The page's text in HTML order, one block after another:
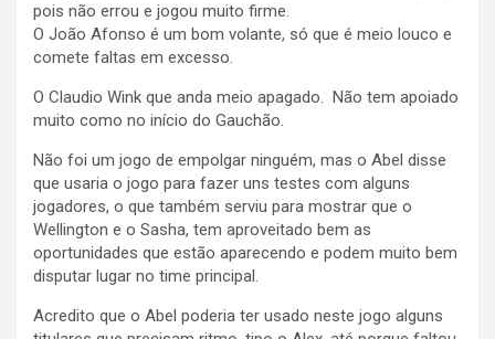
pois não errou e jogou muito firme.
O João Afonso é um bom volante, só que é meio louco e
comete faltas em excesso.
O Claudio Wink que anda meio apagado. Não tem apoiado
muito como no início do Gauchão.
Não foi um jogo de empolgar ninguém, mas o Abel disse
que usaria o jogo para fazer uns testes com alguns
jogadores, o que também serviu para mostrar que o
Wellington e o Sasha, tem aproveitado bem as
oportunidades que estão aparecendo e podem muito bem
disputar lugar no time principal.
Acredito que o Abel poderia ter usado neste jogo alguns